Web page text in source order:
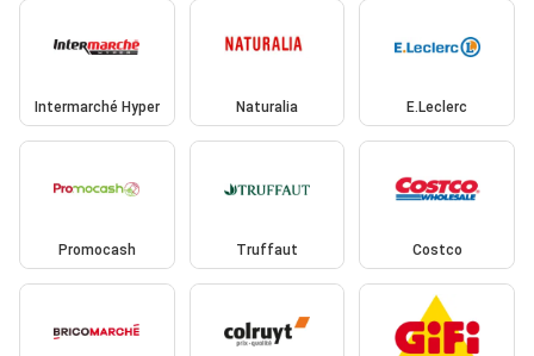
Intermarché Hyper Naturalia E.Leclerc
Promocash Truffaut Costco